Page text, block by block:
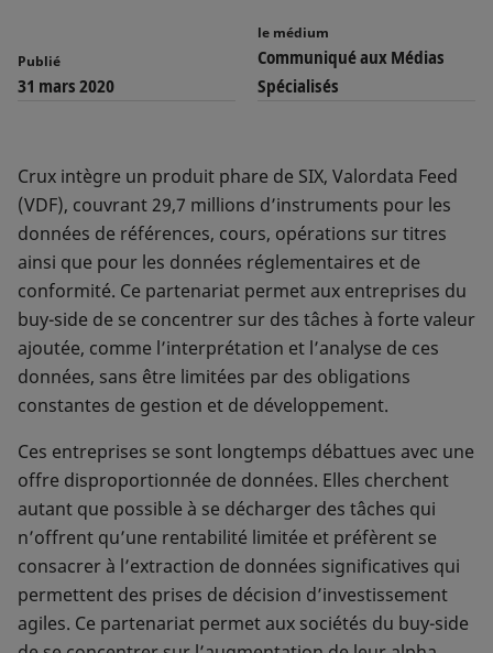
Publié
31 mars 2020
le médium
Communiqué aux Médias
Spécialisés
Crux intègre un produit phare de SIX, Valordata Feed
(VDF), couvrant 29,7 millions d’instruments pour les
données de références, cours, opérations sur titres
ainsi que pour les données réglementaires et de
conformité. Ce partenariat permet aux entreprises du
buy-side de se concentrer sur des tâches à forte valeur
ajoutée, comme l’interprétation et l’analyse de ces
données, sans être limitées par des obligations
constantes de gestion et de développement.
Ces entreprises se sont longtemps débattues avec une
offre disproportionnée de données. Elles cherchent
autant que possible à se décharger des tâches qui
n’offrent qu’une rentabilité limitée et préfèrent se
consacrer à l’extraction de données significatives qui
permettent des prises de décision d’investissement
agiles. Ce partenariat permet aux sociétés du buy-side